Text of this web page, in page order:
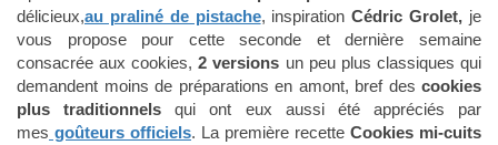
délicieux,au praliné de pistache, inspirationCédric Grolet, je
vous propose pour cette seconde et dernière semaine
consacrée aux cookies,2 versions un peu plus classiques qui
demandent moins de préparations en amont, bref des cookies
plus traditionnels qui ont eux aussi été appréciés par
mes goûteurs officiels. La première recette Cookies mi-cuits